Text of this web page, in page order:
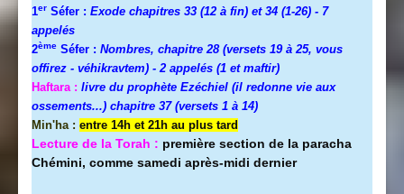
1er Séfer : Exode chapitres 33 (12 à fin) et 34 (1-26) - 7
appelés
2ème Séfer : Nombres, chapitre 28 (versets 19 à 25, vous
offirez - véhikravtem) - 2 appelés (1 et maftir)
Haftara : livre du prophète Ezéchiel (il redonne vie aux
ossements...) chapitre 37 (versets 1 à 14)
Min'ha : entre 14h et 21h au plus tard
Lecture de la Torah : première section de la paracha
Chémini, comme samedi après-midi dernier